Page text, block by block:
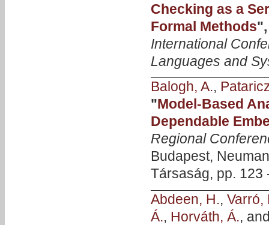
Checking as a
Formal Methods
International
Languages and
Balogh, A.,
"Model-Based
Dependable
Regional
Budapest,
Társaság, pp. 123
Abdeen, H., Varró,
Á., Horváth, Á.,